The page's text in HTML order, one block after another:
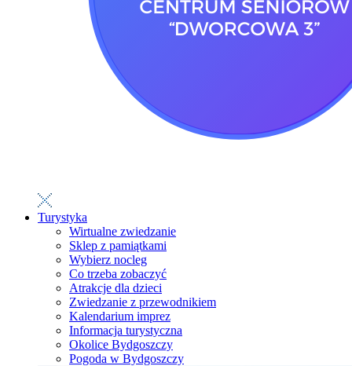
Turystyka
Wirtualne zwiedzanie
Sklep z pamiątkami
Wybierz nocleg
Co trzeba zobaczyć
Atrakcje dla dzieci
Zwiedzanie z przewodnikiem
Kalendarium imprez
Informacja turystyczna
Okolice Bydgoszczy
Pogoda w Bydgoszczy